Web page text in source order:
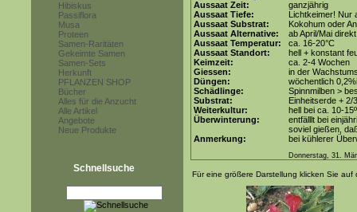
Hibiskus
Passiflora
Musa
Proteen
Samen-Raritäten
Gekeimte Samen
Samen-Sets
Herkunft
PFLANZEN SHOP
Bücher
Alles für die Anzucht
Alle Artikel
Angebote
Neue Produkte
Schnellsuche
Aussaat Zeit:
ganzjährig
Aussaat Tiefe:
Lichtkeimer! Nur
Aussaat Substrat:
Kokohum oder
Aussaat Alternative:
ab April/Mai
Aussaat Temperatur:
ca. 16-20°C
Aussaat Standort:
hell + konstant
Keimzeit:
ca. 2-4 Wochen
Giessen:
in der
Düngen:
wöchentlich
Schädlinge:
Spinnmilben >
Substrat:
Einheitserde + 2/
Weiterkultur:
hell bei ca. 10-
Überwinterung:
entfälllt bei
soviel gießen,
Anmerkung:
bei kühlerer
Donnerstag, 31.
Für eine größere Darstellung klicken Sie auf